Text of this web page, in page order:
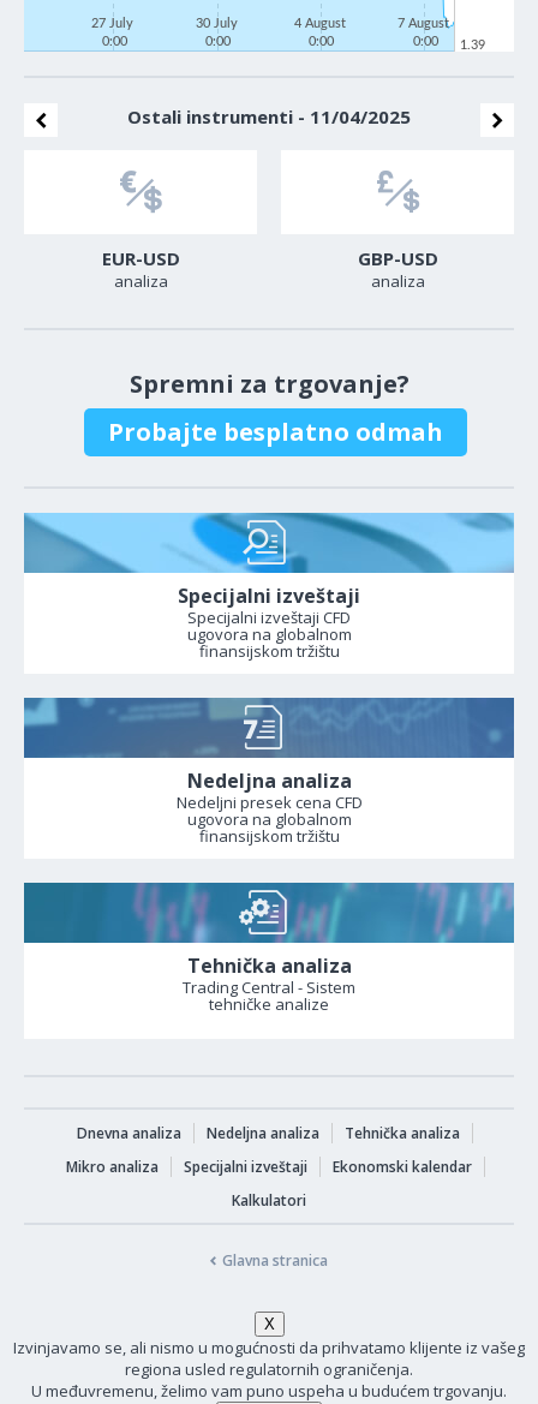
27 July
0:00
30 July
0:00
4 August
0:00
7 August
0:00
1.39
Ostali instrumenti - 11/04/2025
EUR-USD
analiza
GBP-USD
analiza
Spremni za trgovanje?
Probajte besplatno odmah
Specijalni izveštaji
Specijalni izveštaji CFD
ugovora na globalnom
finansijskom tržištu
Nedeljna analiza
Nedeljni presek cena CFD
ugovora na globalnom
finansijskom tržištu
Tehnička analiza
Trading Central - Sistem
tehničke analize
Dnevna analiza Nedeljna analiza
Tehnička analiza
Mikro analiza
Specijalni izveštaji
Ekonomski kalendar
Kalkulatori
Glavna stranica
Izvinjavamo se, ali nismo u mogućnosti da prihvatamo klijente iz vašeg
regiona usled regulatornih ograničenja.
U međuvremenu, želimo vam puno uspeha u budućem trgovanju.